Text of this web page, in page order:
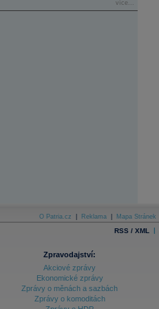
více...
O Patria.cz Reklama Mapa Stránek
RSS / XML |
Zpravodajství:
Akciové zprávy
Ekonomické zprávy
Zprávy o měnách a sazbách
Zprávy o komoditách